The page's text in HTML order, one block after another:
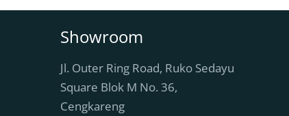
Showroom
Jl. Outer Ring Road, Ruko Sedayu
Square Blok M No. 36,
Cengkareng